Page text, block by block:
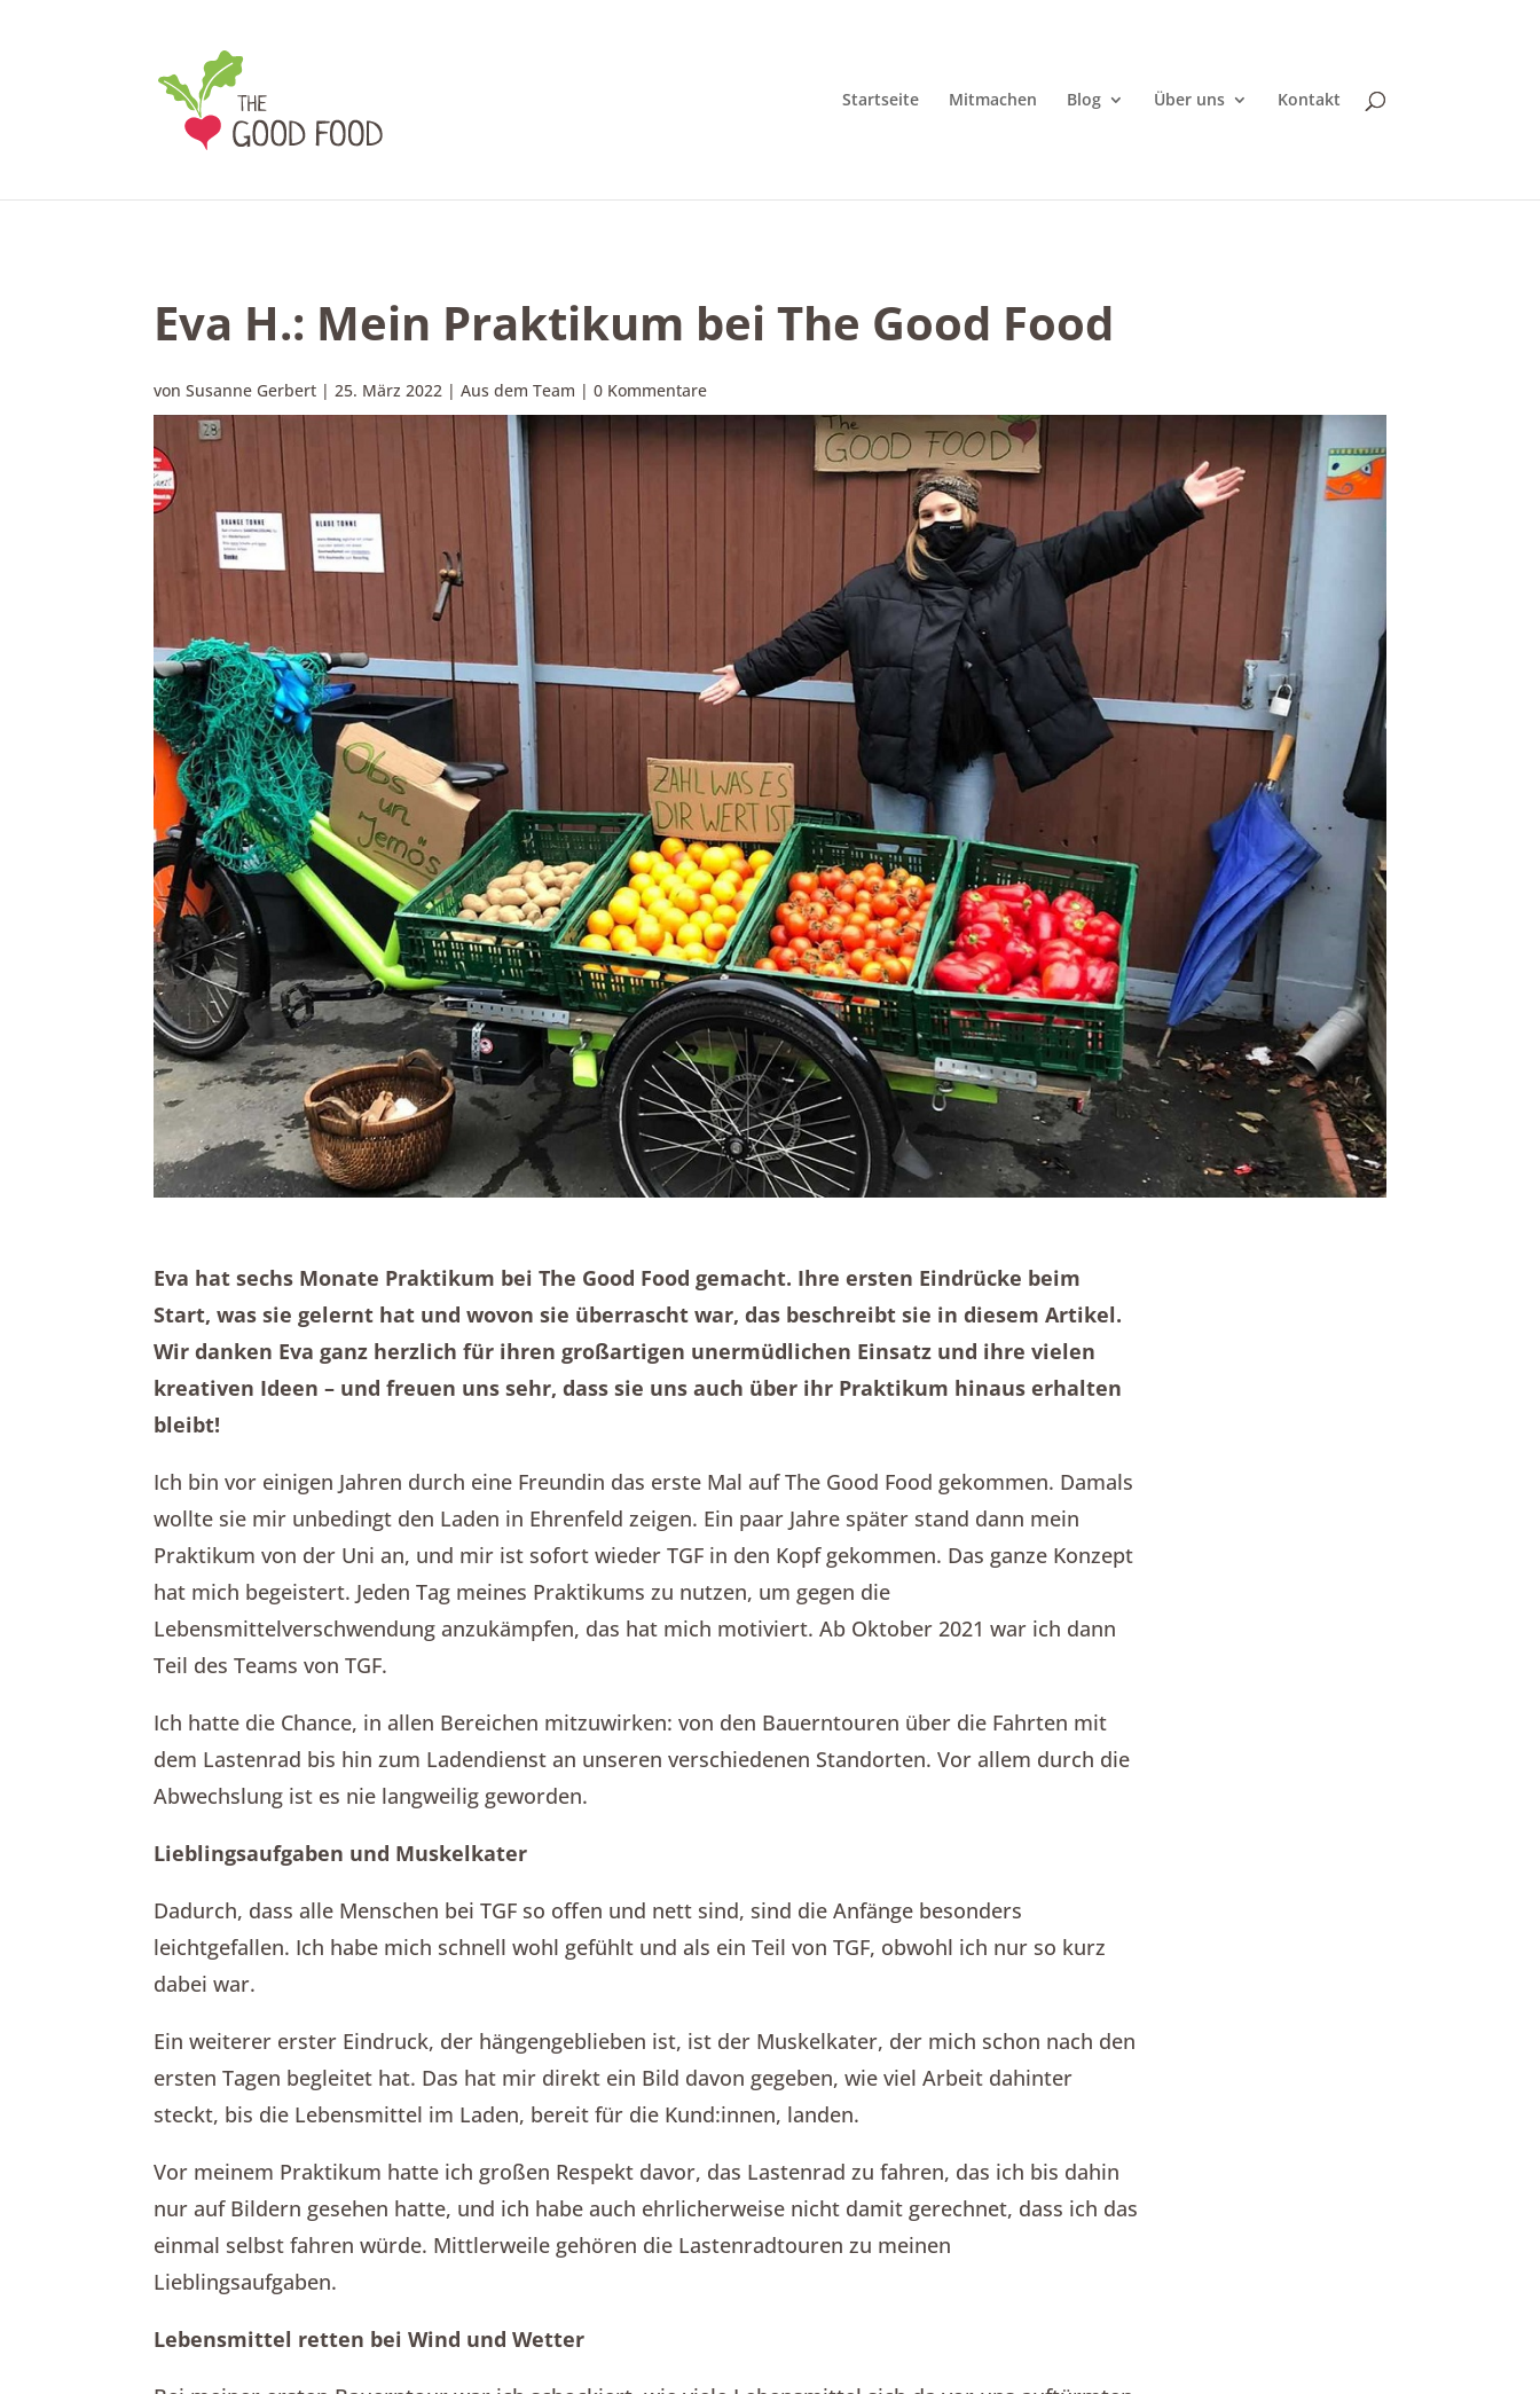
Startseite Mitmachen Blog Über uns Kontakt
Eva H.: Mein Praktikum bei The Good Food
vonSusanne Gerbert | 25. März 2022 |Aus dem Team |0 Kommentare
Eva hat sechs Monate Praktikum bei The Good Food gemacht. Ihre ersten Eindrücke beim
Start, was sie gelernt hat und wovon sie überrascht war, das beschreibt sie in diesem Artikel.
Wir danken Eva ganz herzlich für ihren großartigen unermüdlichen Einsatz und ihre vielen
kreativen Ideen – und freuen uns sehr, dass sie uns auch über ihr Praktikum hinaus erhalten
bleibt!
Ich bin vor einigen Jahren durch eine Freundin das erste Mal auf The Good Food gekommen. Damals
wollte sie mir unbedingt den Laden in Ehrenfeld zeigen. Ein paar Jahre später stand dann mein
Praktikum von der Uni an, und mir ist sofort wieder TGF in den Kopf gekommen. Das ganze Konzept
hat mich begeistert. Jeden Tag meines Praktikums zu nutzen, um gegen die
Lebensmittelverschwendung anzukämpfen, das hat mich motiviert. Ab Oktober 2021 war ich dann
Teil des Teams von TGF.
Ich hatte die Chance, in allen Bereichen mitzuwirken: von den Bauerntouren über die Fahrten mit
dem Lastenrad bis hin zum Ladendienst an unseren verschiedenen Standorten. Vor allem durch die
Abwechslung ist es nie langweilig geworden.
Lieblingsaufgaben und Muskelkater
Dadurch, dass alle Menschen bei TGF so offen und nett sind, sind die Anfänge besonders
leichtgefallen. Ich habe mich schnell wohl gefühlt und als ein Teil von TGF, obwohl ich nur so kurz
dabei war.
Ein weiterer erster Eindruck, der hängengeblieben ist, ist der Muskelkater, der mich schon nach den
ersten Tagen begleitet hat. Das hat mir direkt ein Bild davon gegeben, wie viel Arbeit dahinter
steckt, bis die Lebensmittel im Laden, bereit für die Kund:innen, landen.
Vor meinem Praktikum hatte ich großen Respekt davor, das Lastenrad zu fahren, das ich bis dahin
nur auf Bildern gesehen hatte, und ich habe auch ehrlicherweise nicht damit gerechnet, dass ich das
einmal selbst fahren würde. Mittlerweile gehören die Lastenradtouren zu meinen
Lieblingsaufgaben.
Lebensmittel retten bei Wind und Wetter